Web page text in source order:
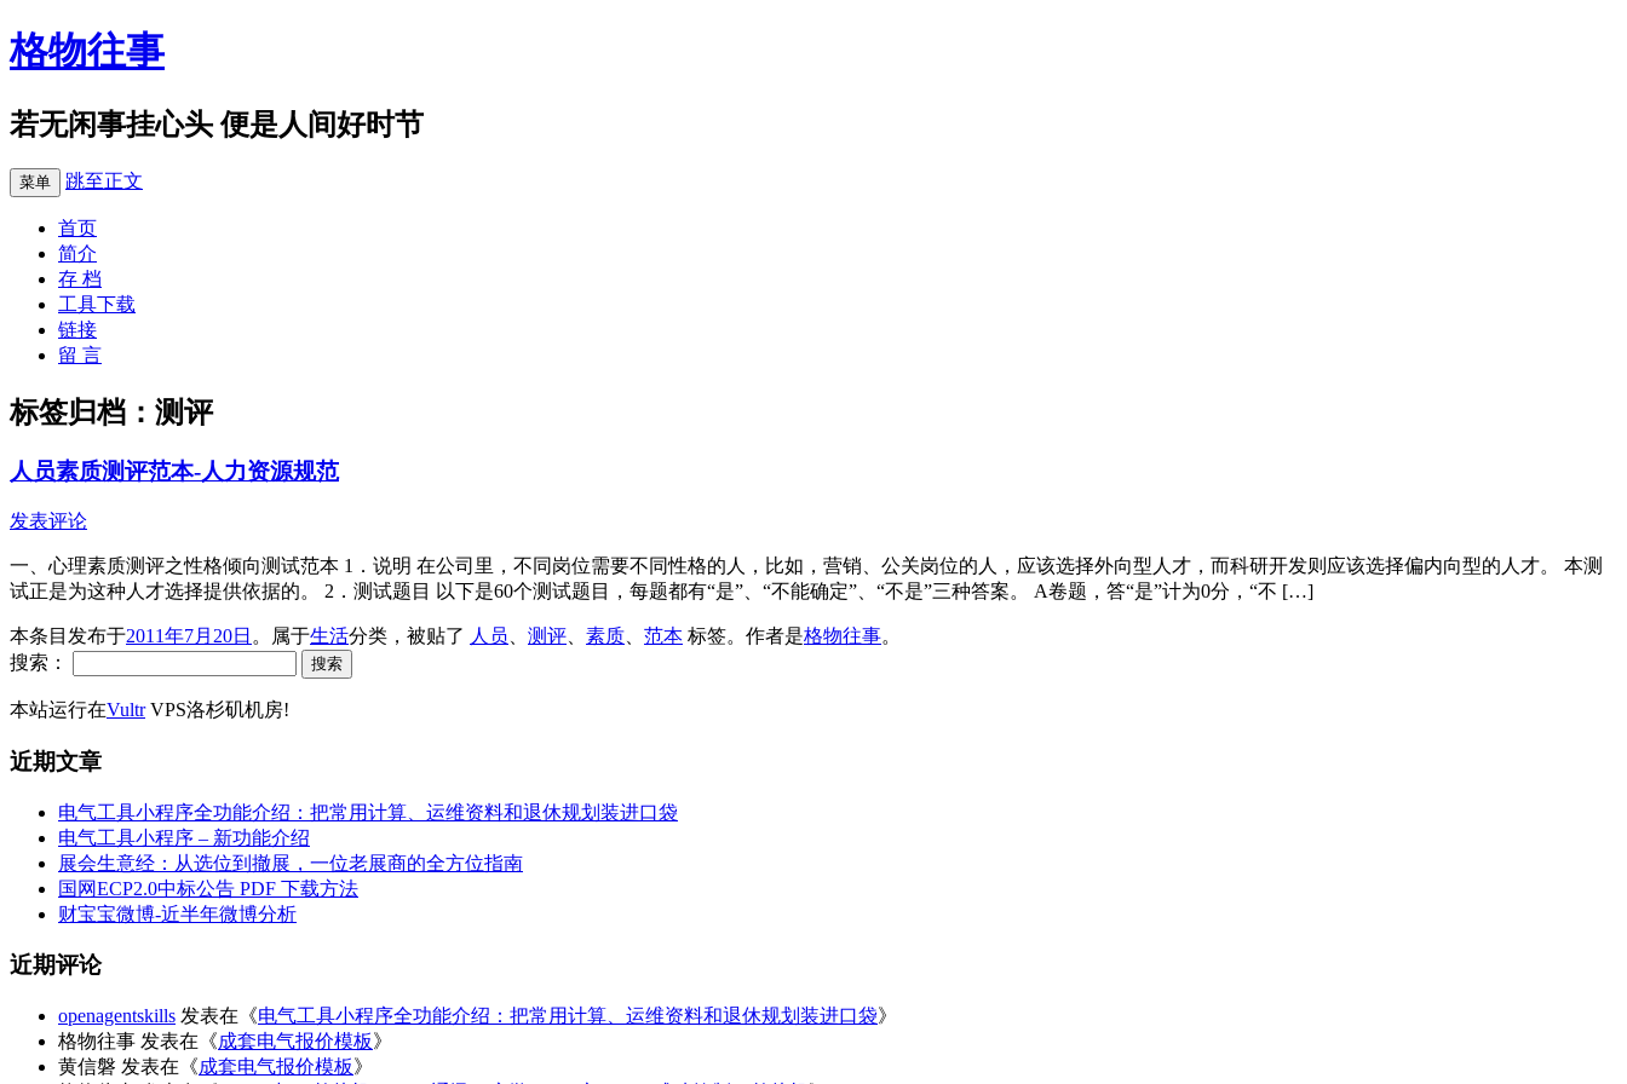
格物往事
若无闲事挂心头 便是人间好时节
菜单 跳至正文
首页
简介
存 档
工具下载
链接
留 言
标签归档： 测评
人员素质测评范本-人力资源规范
发表评论
一、心理素质测评之性格倾向测试范本 1．说明 在公司里，不同岗位需要不同性格的人，比如，营销、公关岗位的人，应该选择外向型人才，而科研开发则应该选择偏内向型的人才。 本测
试正是为这种人才选择提供依据的。 2．测试题目 以下是60个测试题目，每题都有“是”、“不能确定”、“不是”三种答案。 A卷题，答“是”计为0分，“不 […]
本条目发布于2011年7月20日 。属于生活分类，被贴了 人员 测评 素质 范本 标签。 作者是格物往事。
搜索：
本站运行在VultrVPS洛杉矶机房!
近期文章
电气工具小程序全功能介绍：把常用计算、运维资料和退休规划装进口袋
电气工具小程序 – 新功能介绍
展会生意经：从选位到撤展，一位老展商的全方位指南
国网ECP2.0中标公告 PDF 下载方法
财宝宝微博-近半年微博分析
近期评论
openagentskills 发表在《电气工具小程序全功能介绍：把常用计算、运维资料和退休规划装进口袋》
格物往事 发表在《成套电气报价模板》
黄信磐 发表在《成套电气报价模板》